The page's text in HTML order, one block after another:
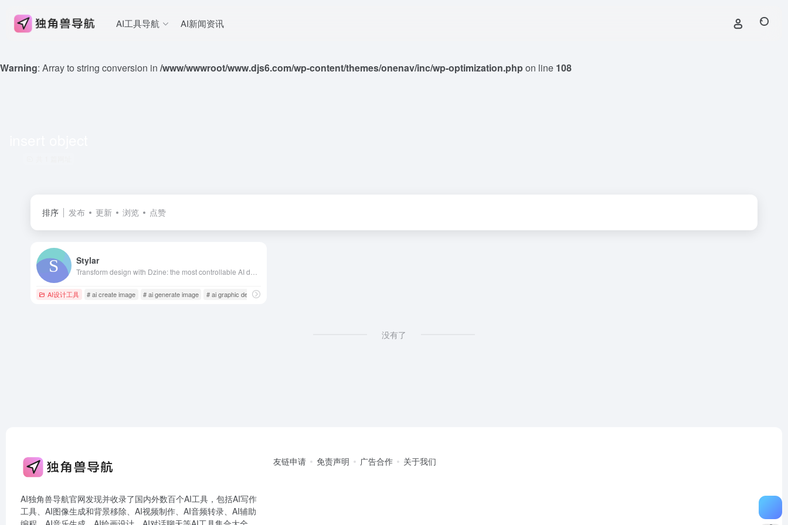
Warning: Array to string conversion in /www/wwwroot/www.djs6.com/wp-content/themes/onenav/inc/wp-optimization.phpon line 108
AI工具导航 AI新闻资讯
排序 发布 更新 浏览 点赞
Stylar
AI设计工具 # ai create image # ai generate image # ai graphic design generator
没有了
AI独角兽导航官网发现并收录了国内外数百个AI工具，包括AI写作
工具、AI图像生成和背景移除、AI视频制作、AI音频转录、AI辅助
友链申请 免责声明 广告合作 关于我们